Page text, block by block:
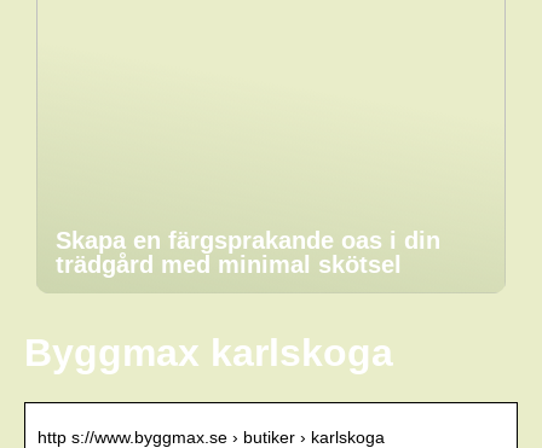
Skapa en färgsprakande oas i din
trädgård med minimal skötsel
Byggmax karlskoga
http s://www.byggmax.se › butiker › karlskoga